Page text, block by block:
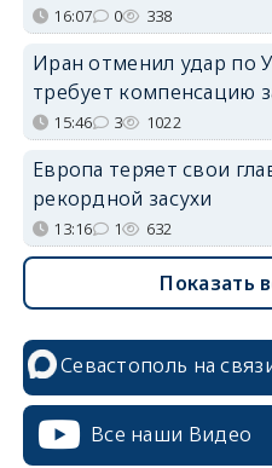
16:07 0 338
Иран отменил удар по
требует компенсацию
15:46 3 1022
Европа теряет свои
рекордной засухи
13:16 1 632
Показать
Севастополь на
Все наши Видео